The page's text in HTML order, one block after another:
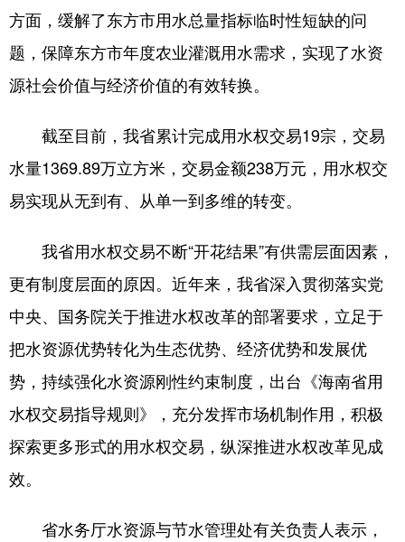
方面，缓解了东方市用水总量指标临时性短缺的问
题，保障东方市年度农业灌溉用水需求，实现了水资
源社会价值与经济价值的有效转换。
截至目前，我省累计完成用水权交易19宗，交易
水量1369.89万立方米，交易金额238万元，用水权交
易实现从无到有、从单一到多维的转变。
我省用水权交易不断“开花结果”有供需层面因素，
更有制度层面的原因。近年来，我省深入贯彻落实党
中央、国务院关于推进水权改革的部署要求，立足于
把水资源优势转化为生态优势、经济优势和发展优
势，持续强化水资源刚性约束制度，出台《海南省用
水权交易指导规则》，充分发挥市场机制作用，积极
探索更多形式的用水权交易，纵深推进水权改革见成
效。
省水务厅水资源与节水管理处有关负责人表示，